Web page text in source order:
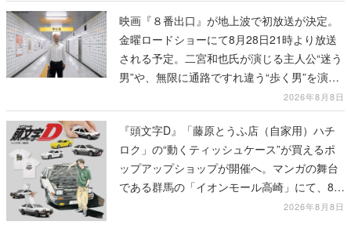
映画『８番出口』が地上波で初放送が決定。
金曜ロードショーにて8月28日21時より放送
される予定。二宮和也氏が演じる主人公“迷う
男”や、無限に通路ですれ違う“歩く男”を演じ
2026年8月8日
『頭文字D』「藤原とうふ店（自家用）ハチ
ロク」の“動くティッシュケース”が買えるポ
ップアップショップが開催へ。マンガの舞台
である群馬の「イオンモール高崎」にて、8月
11日から8月20日までの期間限定で開催予定
2026年8月8日